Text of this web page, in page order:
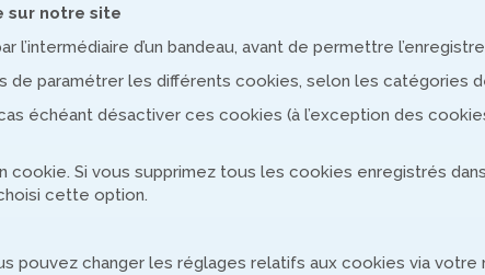
sur notre site
d’un bandeau, avant de permettre
de paramétrer les différents cookies, selon les catégories
échéant désactiver ces cookies (à l’exception des
Si vous supprimez tous les cookies enregistrés
cette option.
pouvez changer les réglages relatifs aux cookies via votre